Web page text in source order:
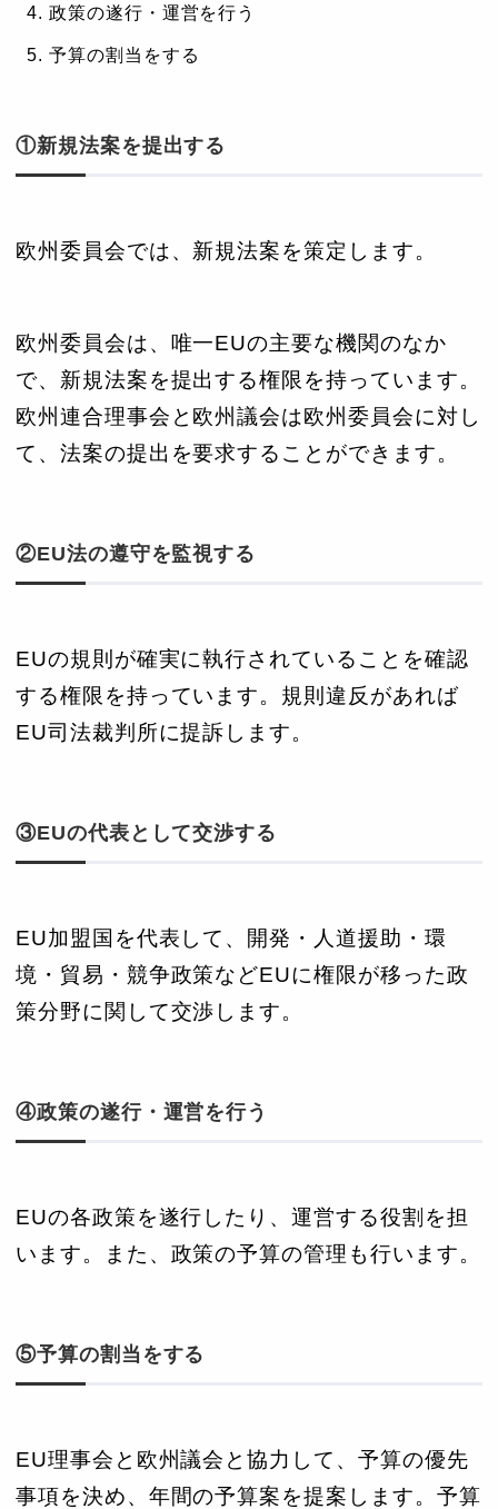
政策の遂行・運営を行う
予算の割当をする
①新規法案を提出する
欧州委員会では、新規法案を策定します。
欧州委員会は、唯一EUの主要な機関のなか
で、新規法案を提出する権限を持っています。
欧州連合理事会と欧州議会は欧州委員会に対し
て、法案の提出を要求することができます。
②EU法の遵守を監視する
EUの規則が確実に執行されていることを確認
する権限を持っています。規則違反があれば
EU司法裁判所に提訴します。
③EUの代表として交渉する
EU加盟国を代表して、開発・人道援助・環
境・貿易・競争政策などEUに権限が移った政
策分野に関して交渉します。
④政策の遂行・運営を行う
EUの各政策を遂行したり、運営する役割を担
います。また、政策の予算の管理も行います。
⑤予算の割当をする
EU理事会と欧州議会と協力して、予算の優先
事項を決め、年間の予算案を提案します。予算